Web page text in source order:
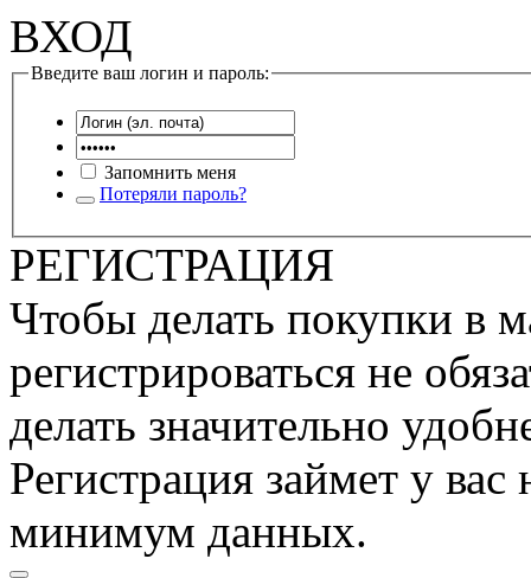
ВХОД
Введите ваш логин и пароль:
Запомнить меня
Потеряли пароль?
РЕГИСТРАЦИЯ
Чтобы делать покупки в
регистрироваться не
делать значительно
Регистрация займет у
минимум данных.